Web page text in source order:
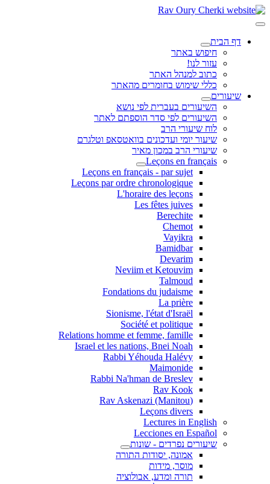
דף הבית
חיפוש באתר
עזור לנו!
כתוב למנהל האתר
כללי שימוש בחומרים מהאתר
שיעורים
השיעורים בעברית לפי נושא
השיעורים לפי סדר הוספתם לאתר
לוח שיעורי הרב
שיעור יומי ועדכונים בוואטסאפ וטלגרם
שיעורי הרב במכון מאיר
Leçons en français
Leçons en français - par sujet
Leçons par ordre chronologique
L'horaire des leçons
Les fêtes juives
Berechite
Chemot
Vayikra
Bamidbar
Devarim
Neviim et Ketouvim
Talmoud
Fondations du judaisme
La prière
Sionisme, l'état d'Israël
Société et politique
Relations homme et femme, famille
Israel et les nations, Bnei Noah
Rabbi Yéhouda Halévy
Maimonide
Rabbi Na'hman de Breslev
Rav Kook
(Rav Askenazi (Manitou
Leçons divers
Lectures in English
Lecciones en Español
שיעורים נפרדים - שונות
אמונה, יסודות התורה
מוסר, מידות
תורה ומדע, אבולוציה